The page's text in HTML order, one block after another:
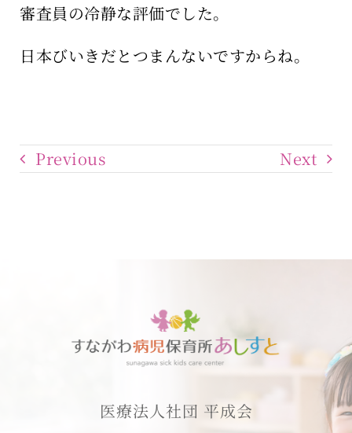
審査員の冷静な評価でした。
日本びいきだとつまんないですからね。
Previous Next
医療法人社団 平成会